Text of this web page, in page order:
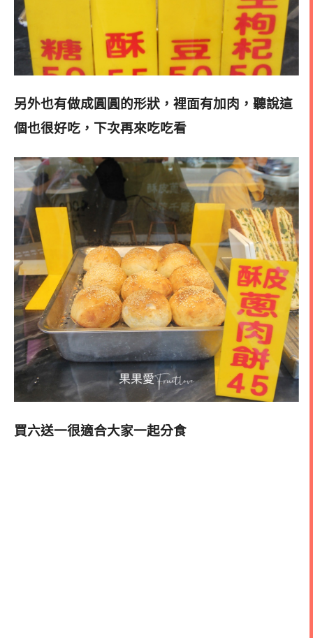
另外也有做成圓圓的形狀，裡面有加肉，聽說這
個也很好吃，下次再來吃吃看
買六送一很適合大家一起分食